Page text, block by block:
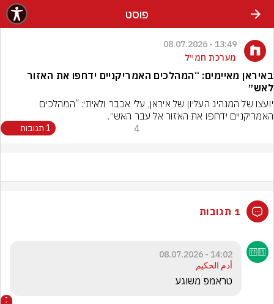
פוסט
13:49 - 08.07.2026
מערכת חמ״ל
באיראן מאיימים: “המהלכים האמריקניים ידחפו את האזור
לאש״
האמריקניים ידחפו את האזור אל עבר האש״.
4 1 תגובות
1 תגובות
14:02 - 08.07.2026
أدم الحكيم
טראמפ משוגע